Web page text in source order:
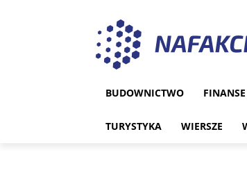
BUDOWNICTWO FINANSE
TURYSTYKA WIERSZE